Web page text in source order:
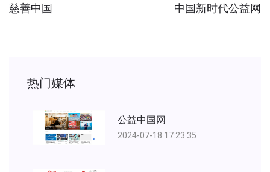
慈善中国 中国新时代公益网
热门媒体
公益中国网
2024-07-18 17:23:35